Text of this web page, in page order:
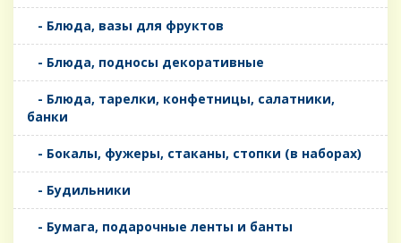
- Блюда, вазы для фруктов
- Блюда, подносы декоративные
- Блюда, тарелки, конфетницы, салатники,
банки
- Бокалы, фужеры, стаканы, стопки (в наборах)
- Будильники
- Бумага, подарочные ленты и банты